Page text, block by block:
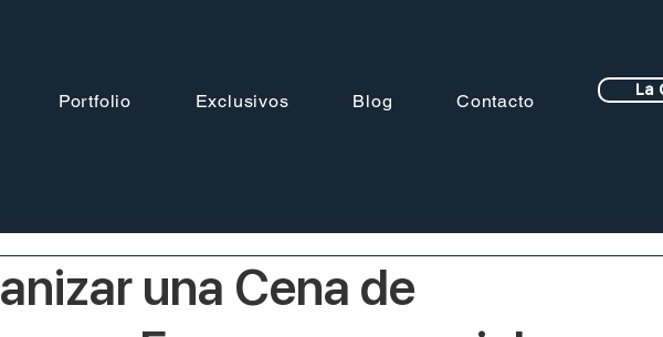
Portfolio Exclusivos Blog Contacto
La
una Cena de